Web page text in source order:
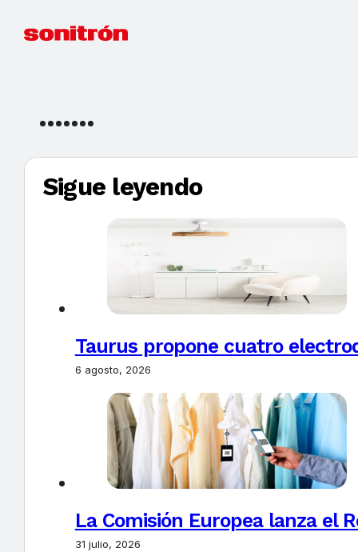
Sigue leyendo
Taurus propone cuatro
6 agosto, 2026
La Comisión Europea lanza el
31 julio, 2026